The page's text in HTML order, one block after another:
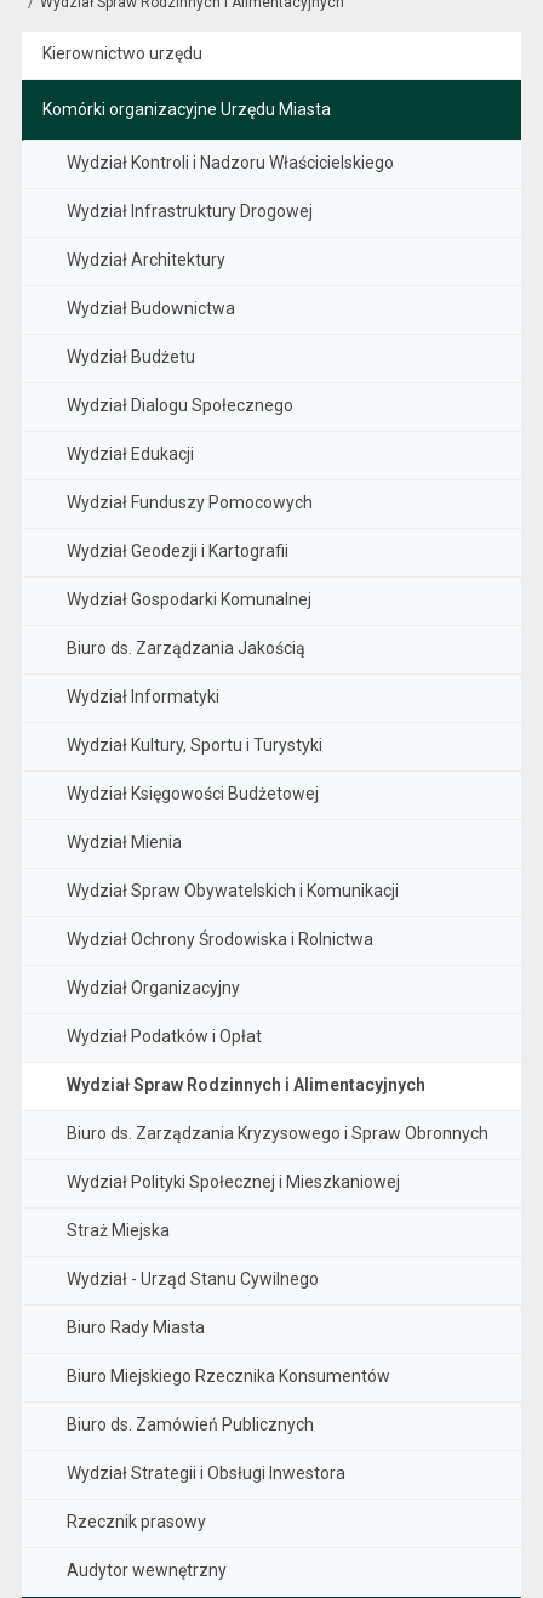
Kierownictwo urzędu
Komórki organizacyjne Urzędu Miasta
Wydział Kontroli i Nadzoru Właścicielskiego
Wydział Infrastruktury Drogowej
Wydział Architektury
Wydział Budownictwa
Wydział Budżetu
Wydział Dialogu Społecznego
Wydział Edukacji
Wydział Funduszy Pomocowych
Wydział Geodezji i Kartografii
Wydział Gospodarki Komunalnej
Biuro ds. Zarządzania Jakością
Wydział Informatyki
Wydział Kultury, Sportu i Turystyki
Wydział Księgowości Budżetowej
Wydział Mienia
Wydział Spraw Obywatelskich i Komunikacji
Wydział Ochrony Środowiska i Rolnictwa
Wydział Organizacyjny
Wydział Podatków i Opłat
Wydział Spraw Rodzinnych i Alimentacyjnych
Biuro ds. Zarządzania Kryzysowego i Spraw Obronnych
Wydział Polityki Społecznej i Mieszkaniowej
Straż Miejska
Wydział - Urząd Stanu Cywilnego
Biuro Rady Miasta
Biuro Miejskiego Rzecznika Konsumentów
Biuro ds. Zamówień Publicznych
Wydział Strategii i Obsługi Inwestora
Rzecznik prasowy
Audytor wewnętrzny